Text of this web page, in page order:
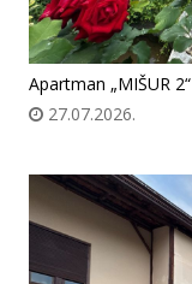
Apartman „MIŠUR 2“
27.07.2026.